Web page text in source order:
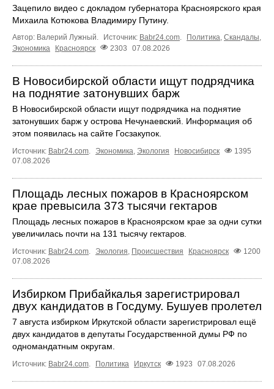
Зацепило видео с докладом губернатора Красноярского края
Михаила Котюкова Владимиру Путину.
Автор: Валерий Лужный. Источник: Babr24.com. Политика, Скандалы,
Экономика
Красноярск 2303 07.08.2026
В Новосибирской области ищут подрядчика
на поднятие затонувших барж
В Новосибирской области ищут подрядчика на поднятие
затонувших барж у острова Нечунаевский. Информация об
этом появилась на сайте Госзакупок.
Источник: Babr24.com Экономика Экология Новосибирск
1395
07.08.2026
Площадь лесных пожаров в Красноярском
крае превысила 373 тысячи гектаров
Площадь лесных пожаров в Красноярском крае за одни сутки
увеличилась почти на 131 тысячу гектаров.
Источник: Babr24.com Экология Происшествия Красноярск
1200
07.08.2026
Избирком Прибайкалья зарегистрировал
двух кандидатов в Госдуму. Бушуев пролетел
7 августа избирком Иркутской области зарегистрировал ещё
двух кандидатов в депутаты Государственной думы РФ по
одномандатным округам.
Источник: Babr24.com. Политика Иркутск 1923 07.08.2026